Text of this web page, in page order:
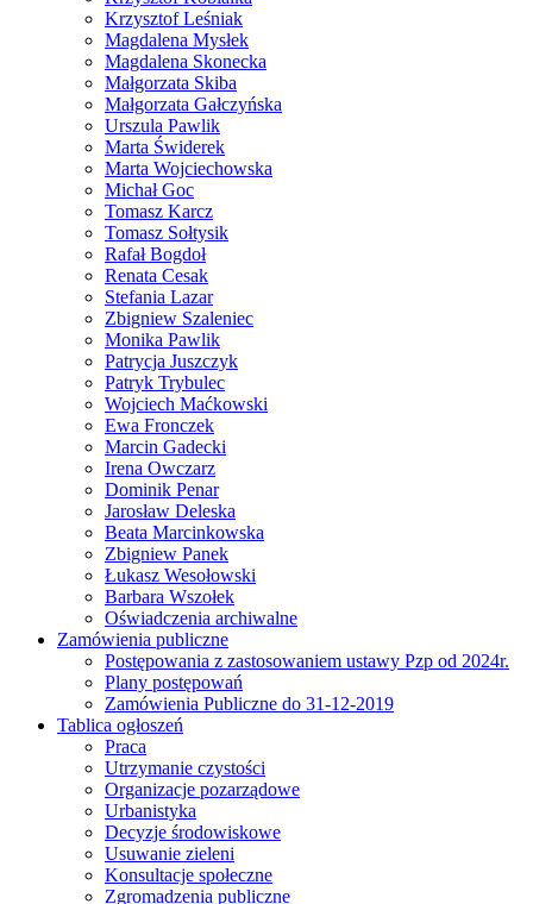
Krzysztof Leśniak
Magdalena Mysłek
Magdalena Skonecka
Małgorzata Skiba
Małgorzata Gałczyńska
Urszula Pawlik
Marta Świderek
Marta Wojciechowska
Michał Goc
Tomasz Karcz
Tomasz Sołtysik
Rafał Bogdoł
Renata Cesak
Stefania Lazar
Zbigniew Szaleniec
Monika Pawlik
Patrycja Juszczyk
Patryk Trybulec
Wojciech Maćkowski
Ewa Fronczek
Marcin Gadecki
Irena Owczarz
Dominik Penar
Jarosław Deleska
Beata Marcinkowska
Zbigniew Panek
Łukasz Wesołowski
Barbara Wszołek
Oświadczenia archiwalne
Zamówienia publiczne
Postępowania z zastosowaniem ustawy Pzp od 2024r.
Plany postępowań
Zamówienia Publiczne do 31-12-2019
Tablica ogłoszeń
Praca
Utrzymanie czystości
Organizacje pozarządowe
Urbanistyka
Decyzje środowiskowe
Usuwanie zieleni
Konsultacje społeczne
Zgromadzenia publiczne